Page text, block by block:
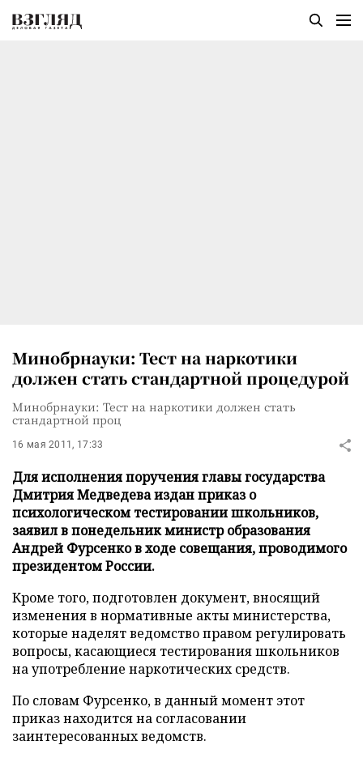
Минобрнауки: Тест на наркотики
должен стать стандартной процедурой
Минобрнауки: Тест на наркотики должен стать
стандартной проц
16 мая 2011, 17:33
Для исполнения поручения главы государства
Дмитрия Медведева издан приказ о
психологическом тестировании школьников,
заявил в понедельник министр образования
Андрей Фурсенко в ходе совещания, проводимого
президентом России.
Кроме того, подготовлен документ, вносящий
изменения в нормативные акты министерства,
которые наделят ведомство правом регулировать
вопросы, касающиеся тестирования школьников
на употребление наркотических средств.
По словам Фурсенко, в данный момент этот
приказ находится на согласовании
заинтересованных ведомств.